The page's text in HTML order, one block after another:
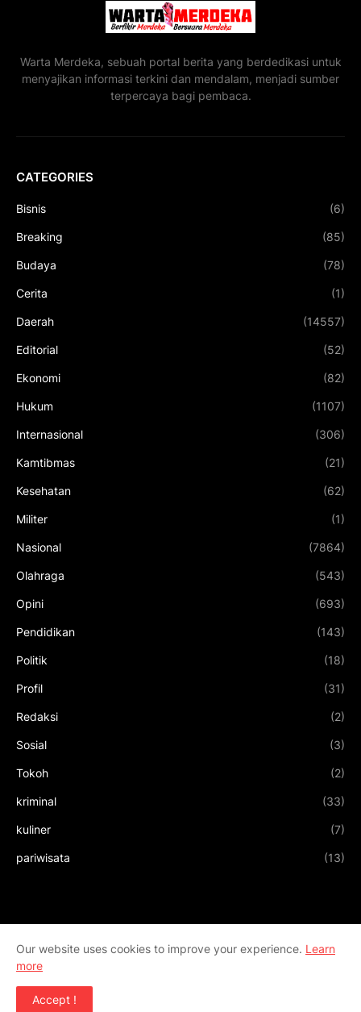
Warta Merdeka, sebuah portal berita yang berdedikasi untuk
menyajikan informasi terkini dan mendalam, menjadi sumber
terpercaya bagi pembaca.
CATEGORIES
Bisnis (6)
Breaking (85)
Budaya (78)
Cerita (1)
Daerah (14557)
Editorial (52)
Ekonomi (82)
Hukum (1107)
Internasional (306)
Kamtibmas (21)
Kesehatan (62)
Militer (1)
Nasional (7864)
Olahraga (543)
Opini (693)
Pendidikan (143)
Politik (18)
Profil (31)
Redaksi (2)
Sosial (3)
Tokoh (2)
kriminal (33)
kuliner (7)
pariwisata (13)
Our website uses cookies to improve your experience. Learn
more
Accept !